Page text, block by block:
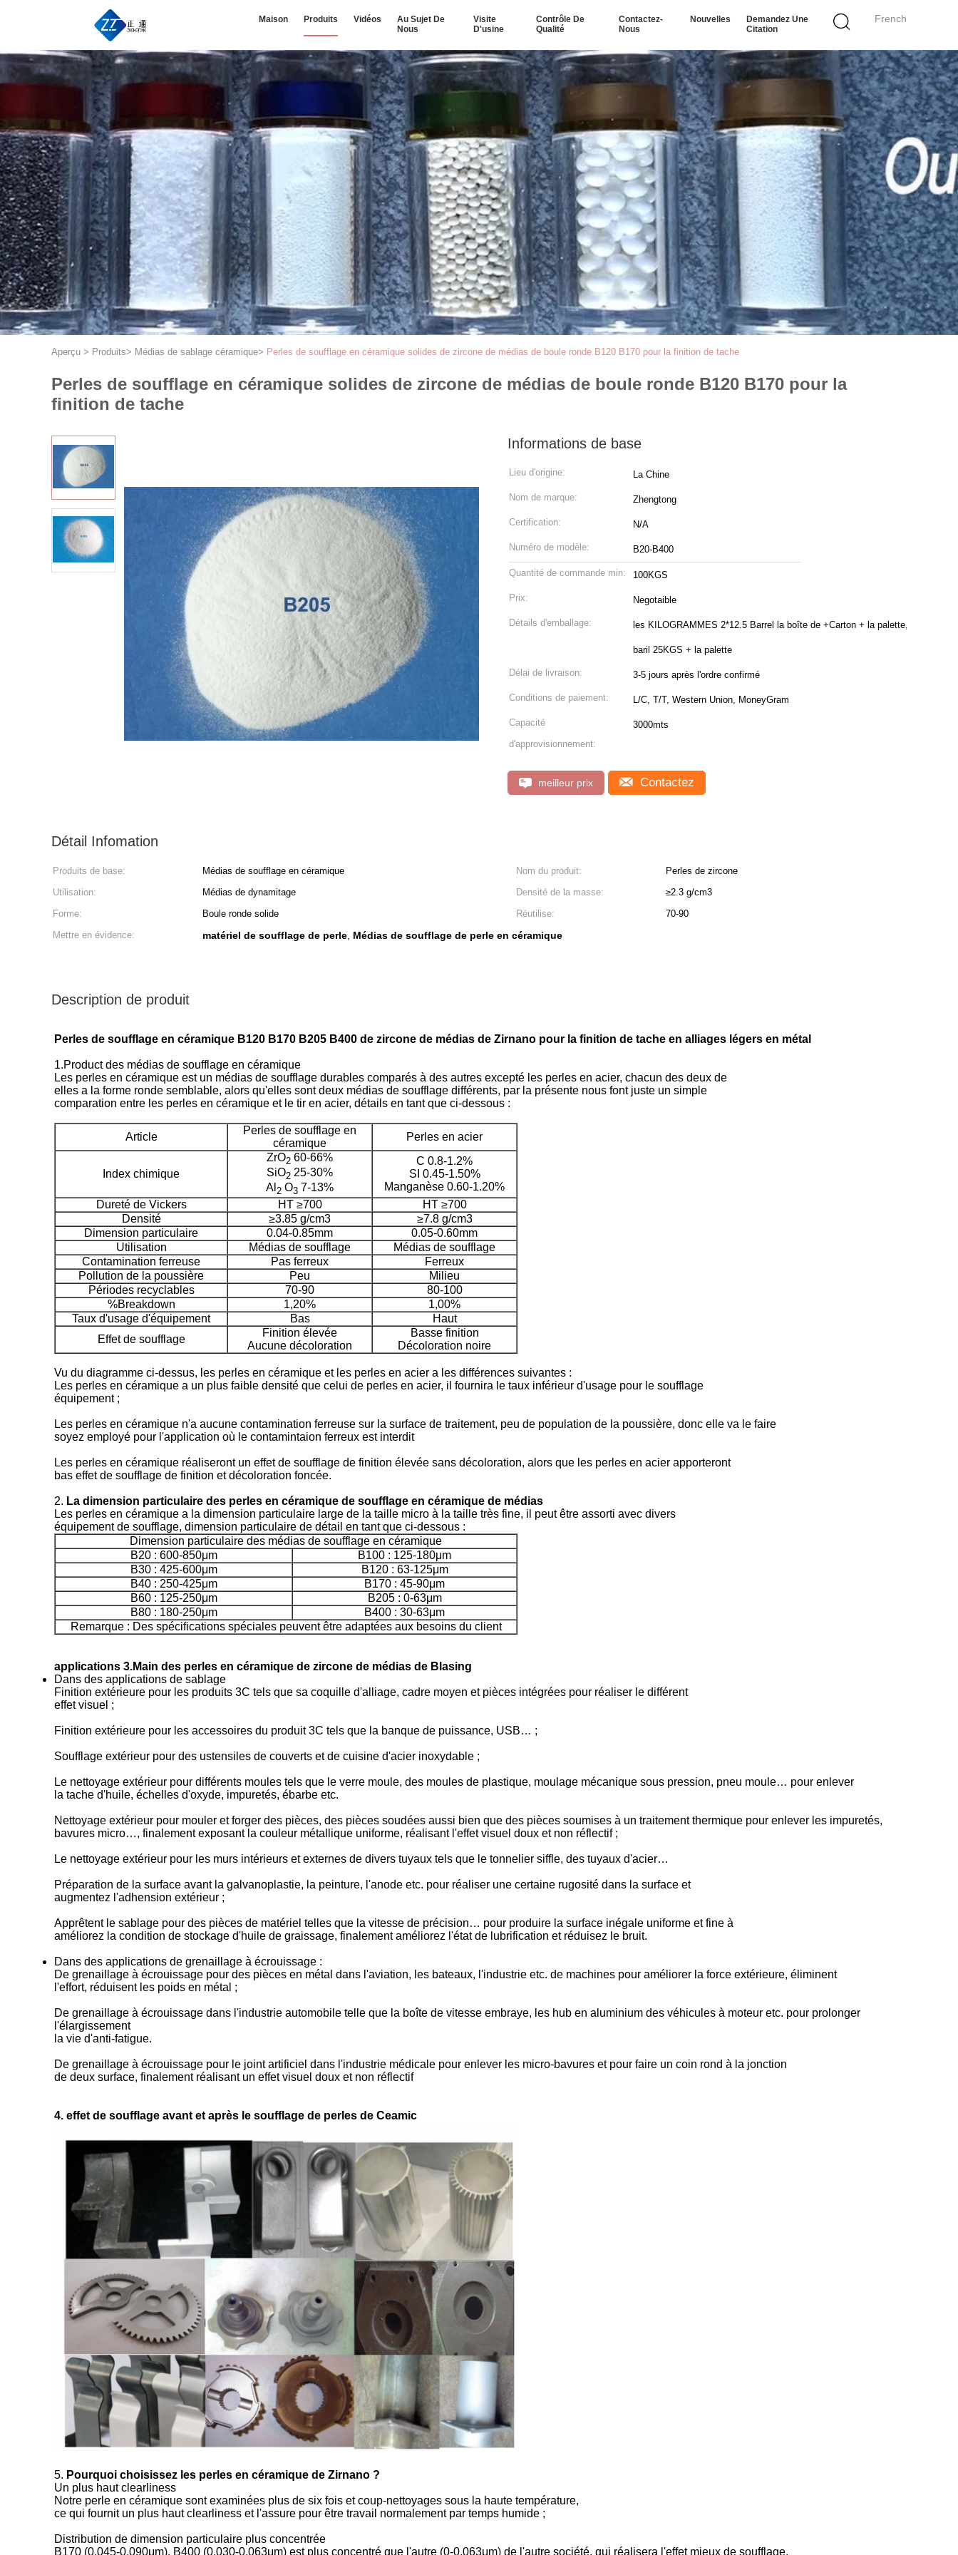
French
Maison Produits Vidéos
Au Sujet De
Nous
Visite
D'usine
Contrôle De
Qualité
Contactez-
Nous
Nouvelles
Demandez Une
Citation
Aperçu > Produits> Médias de sablage céramique> Perles de soufflage en céramique solides de zircone de médias de boule ronde B120 B170 pour la finition de tache
Perles de soufflage en céramique solides de zircone de médias de boule ronde B120 B170 pour la
finition de tache
Informations de base
Lieu d'origine: La Chine
Nom de marque: Zhengtong
Certification: N/A
Numéro de modèle: B20-B400
Quantité de commande min: 100KGS
Prix: Negotaible
Détails d'emballage: les KILOGRAMMES 2*12.5 Barrel la boîte de +Carton + la palette, le
baril 25KGS + la palette
Délai de livraison: 3-5 jours après l'ordre confirmé
Conditions de paiement: L/C, T/T, Western Union, MoneyGram
Capacité
d'approvisionnement:
3000mts
meilleur prix Contactez
Détail Infomation
Produits de base: Médias de soufflage en céramique Nom du produit:
Perles de zircone
Utilisation:
Médias de dynamitage Densité de la masse:
≥2.3 g/cm3
Forme:
Boule ronde solide Réutilise:
70-90
Mettre en évidence:
matériel de soufflage de perle, Médias de soufflage de perle en céramique
Description de produit
Perles de soufflage en céramique B120 B170 B205 B400 de zircone de médias de Zirnano pour la finition de tache en alliages légers en métal
1.Product des médias de soufflage en céramique
Les perles en céramique est un médias de soufflage durables comparés à des autres excepté les perles en acier, chacun des deux de
elles a la forme ronde semblable, alors qu'elles sont deux médias de soufflage différents, par la présente nous font juste un simple
comparation entre les perles en céramique et le tir en acier, détails en tant que ci-dessous :
Article
Perles de soufflage en
céramique
Perles en acier
Index chimique
ZrO2 60-66%
SiO2 25-30%
Al 2 O3 7-13%
C 0.8-1.2%
SI 0.45-1.50%
Manganèse 0.60-1.20%
Dureté de Vickers
HT ≥700
HT ≥700
Densité
≥3.85 g/cm3
≥7.8 g/cm3
Dimension particulaire
0.04-0.85mm
0.05-0.60mm
Utilisation
Médias de soufflage
Médias de soufflage
Contamination ferreuse
Pas ferreux
Ferreux
Pollution de la poussière
Peu
Milieu
Périodes recyclables
70-90
80-100
%Breakdown
1,20%
1,00%
Taux d'usage d'équipement
Bas
Haut
Effet de soufflage
Finition élevée
Aucune décoloration
Basse finition
Décoloration noire
Vu du diagramme ci-dessus, les perles en céramique et les perles en acier a les différences suivantes :
Les perles en céramique a un plus faible densité que celui de perles en acier, il fournira le taux inférieur d'usage pour le soufflage
équipement ;
Les perles en céramique n'a aucune contamination ferreuse sur la surface de traitement, peu de population de la poussière, donc elle va le faire
soyez employé pour l'application où le contamintaion ferreux est interdit
Les perles en céramique réaliseront un effet de soufflage de finition élevée sans décoloration, alors que les perles en acier apporteront
bas effet de soufflage de finition et décoloration foncée.
2. La dimension particulaire des perles en céramique de soufflage en céramique de médias
Les perles en céramique a la dimension particulaire large de la taille micro à la taille très fine, il peut être assorti avec divers
équipement de soufflage, dimension particulaire de détail en tant que ci-dessous :
Dimension particulaire des médias de soufflage en céramique
B20 : 600-850μm
B100 : 125-180μm
B30 : 425-600μm
B120 : 63-125μm
B40 : 250-425μm
B170 : 45-90μm
B60 : 125-250μm
B205 : 0-63μm
B80 : 180-250μm
B400 : 30-63μm
Remarque : Des spécifications spéciales peuvent être adaptées aux besoins du client
applications 3.Main des perles en céramique de zircone de médias de Blasing
Dans des applications de sablage
Finition extérieure pour les produits 3C tels que sa coquille d'alliage, cadre moyen et pièces intégrées pour réaliser le différent
effet visuel ;
Finition extérieure pour les accessoires du produit 3C tels que la banque de puissance, USB… ;
Soufflage extérieur pour des ustensiles de couverts et de cuisine d'acier inoxydable ;
Le nettoyage extérieur pour différents moules tels que le verre moule, des moules de plastique, moulage mécanique sous pression, pneu moule… pour enlever
la tache d'huile, échelles d'oxyde, impuretés, ébarbe etc.
Nettoyage extérieur pour mouler et forger des pièces, des pièces soudées aussi bien que des pièces soumises à un traitement thermique pour enlever les impuretés,
bavures micro…, finalement exposant la couleur métallique uniforme, réalisant l'effet visuel doux et non réflectif ;
Le nettoyage extérieur pour les murs intérieurs et externes de divers tuyaux tels que le tonnelier siffle, des tuyaux d'acier…
Préparation de la surface avant la galvanoplastie, la peinture, l'anode etc. pour réaliser une certaine rugosité dans la surface et
augmentez l'adhension extérieur ;
Apprêtent le sablage pour des pièces de matériel telles que la vitesse de précision… pour produire la surface inégale uniforme et fine à
améliorez la condition de stockage d'huile de graissage, finalement améliorez l'état de lubrification et réduisez le bruit.
Dans des applications de grenaillage à écrouissage :
De grenaillage à écrouissage pour des pièces en métal dans l'aviation, les bateaux, l'industrie etc. de machines pour améliorer la force extérieure, éliminent
l'effort, réduisent les poids en métal ;
De grenaillage à écrouissage dans l'industrie automobile telle que la boîte de vitesse embraye, les hub en aluminium des véhicules à moteur etc. pour prolonger
l'élargissement
la vie d'anti-fatigue.
De grenaillage à écrouissage pour le joint artificiel dans l'industrie médicale pour enlever les micro-bavures et pour faire un coin rond à la jonction
de deux surface, finalement réalisant un effet visuel doux et non réflectif
4. effet de soufflage avant et après le soufflage de perles de Ceamic
5. Pourquoi choisissez les perles en céramique de Zirnano ?
Un plus haut clearliness
Notre perle en céramique sont examinées plus de six fois et coup-nettoyages sous la haute température,
ce qui fournit un plus haut clearliness et l'assure pour être travail normalement par temps humide ;
Distribution de dimension particulaire plus concentrée
B170 (0.045-0.090μm), B400 (0.030-0.063μm) est plus concentré que l'autre (0-0.063μm) de l'autre société, qui réalisera l'effet mieux de soufflage.